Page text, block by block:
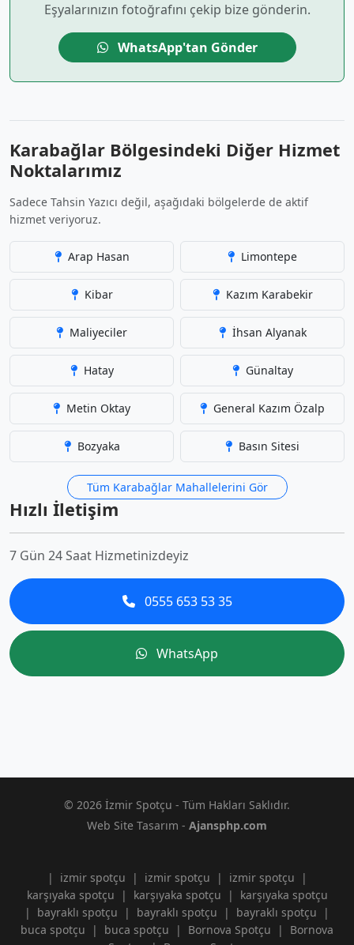
Eşyalarınızın fotoğrafını çekip bize gönderin.
WhatsApp'tan Gönder
Karabağlar Bölgesindeki Diğer Hizmet
Noktalarımız
Sadece Tahsin Yazıcı değil, aşağıdaki bölgelerde de aktif
hizmet veriyoruz.
Arap Hasan Limontepe
Kibar Kazım Karabekir
Maliyeciler İhsan Alyanak
Hatay Günaltay
Metin Oktay General Kazım Özalp
Bozyaka Basın Sitesi
Tüm Karabağlar Mahallelerini Gör
Hızlı İletişim
7 Gün 24 Saat Hizmetinizdeyiz
0555 653 53 35
WhatsApp
© 2026 İzmir Spotçu - Tüm Hakları Saklıdır.
Web Site Tasarım - Ajansphp.com
| izmir spotçu | izmir spotçu | izmir spotçu
|
karşıyaka spotçu
| karşıyaka spotçu |
karşıyaka spotçu
|
bayraklı spotçu | bayraklı spotçu | bayraklı spotçu
|
buca spotçu
| buca spotçu | Bornova Spotçu |
Bornova